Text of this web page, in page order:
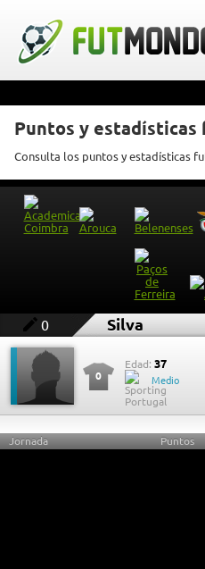
Puntos y estadísticas
Consulta los puntos y estadísticas
0 Silva
0
Edad: 37
Medio
Jornada Puntos